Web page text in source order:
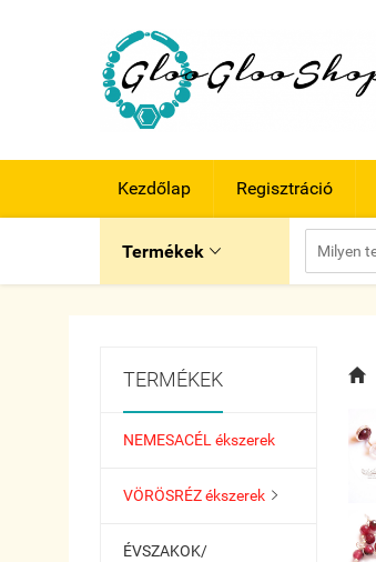
Kezdőlap Regisztráció
Termékek 
TERMÉKEK
NEMESACÉL ékszerek
VÖRÖSRÉZ ékszerek 
ÉVSZAKOK/
